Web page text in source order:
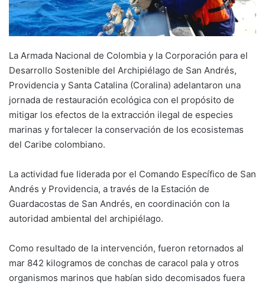
La Armada Nacional de Colombia y la Corporación para el
Desarrollo Sostenible del Archipiélago de San Andrés,
Providencia y Santa Catalina (Coralina) adelantaron una
jornada de restauración ecológica con el propósito de
mitigar los efectos de la extracción ilegal de especies
marinas y fortalecer la conservación de los ecosistemas
del Caribe colombiano.
La actividad fue liderada por el Comando Específico de San
Andrés y Providencia, a través de la Estación de
Guardacostas de San Andrés, en coordinación con la
autoridad ambiental del archipiélago.
Como resultado de la intervención, fueron retornados al
mar 842 kilogramos de conchas de caracol pala y otros
organismos marinos que habían sido decomisados fuera